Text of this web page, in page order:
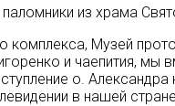
из храма
комплекса, Музей
и чаепития, мы
о.
в нашей стране.